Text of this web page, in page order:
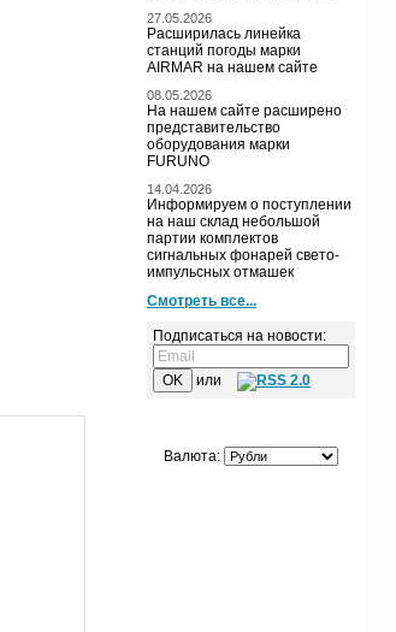
27.05.2026
Расширилась линейка
станций погоды марки
AIRMAR на нашем сайте
08.05.2026
На нашем сайте расширено
представительство
оборудования марки
FURUNO
14.04.2026
Информируем о поступлении
на наш склад небольшой
партии комплектов
сигнальных фонарей свето-
импульсных отмашек
Смотреть все...
Подписаться на новости:
или
Валюта: